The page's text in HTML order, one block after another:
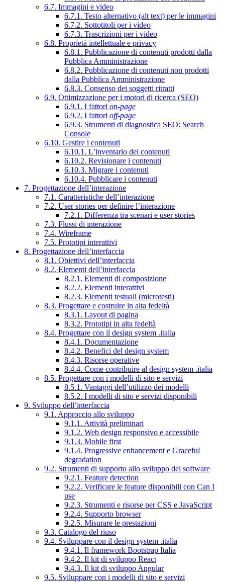
6.7. Immagini e video
6.7.1. Testo alternativo (alt text) per le immagini
6.7.2. Sottotitoli per i video
6.7.3. Trascrizioni per i video
6.8. Proprietà intellettuale e privacy
6.8.1. Pubblicazione di contenuti prodotti dalla
Pubblica Amministrazione
6.8.2. Pubblicazione di contenuti non prodotti
dalla Pubblica Amministrazione
6.8.3. Consenso dei soggetti ritratti
6.9. Ottimizzazione per i motori di ricerca (SEO)
6.9.1. I fattori on-page
6.9.2. I fattori off-page
6.9.3. Strumenti di diagnostica SEO: Search
Console
6.10. Gestire i contenuti
6.10.1. L’inventario dei contenuti
6.10.2. Revisionare i contenuti
6.10.3. Migrare i contenuti
6.10.4. Pubblicare i contenuti
7. Progettazione dell’interazione
7.1. Caratteristiche dell’interazione
7.2. User stories per definire l’interazione
7.2.1. Differenza tra scenari e user stories
7.3. Flussi di interazione
7.4. Wireframe
7.5. Prototipi interattivi
8. Progettazione dell’interfaccia
8.1. Obiettivi dell’interfaccia
8.2. Elementi dell’interfaccia
8.2.1. Elementi di composizione
8.2.2. Elementi interattivi
8.2.3. Elementi testuali (microtesti)
8.3. Progettare e costruire in alta fedeltà
8.3.1. Layout di pagina
8.3.2. Prototipi in alta fedeltà
8.4. Progettare con il design system .italia
8.4.1. Documentazione
8.4.2. Benefici del design system
8.4.3. Risorse operative
8.4.4. Come contribuire al design system .italia
8.5. Progettare con i modelli di sito e servizi
8.5.1. Vantaggi dell’utilizzo dei modelli
8.5.2. I modelli di sito e servizi disponibili
9. Sviluppo dell’interfaccia
9.1. Approccio allo sviluppo
9.1.1. Attività preliminari
9.1.2. Web design responsivo e accessibile
9.1.3. Mobile first
9.1.4. Progressive enhancement e Graceful
degradation
9.2. Strumenti di supporto allo sviluppo del software
9.2.1. Feature detection
9.2.2. Verificare le feature disponibili con Can I
use
9.2.3. Strumenti e risorse per CSS e JavaScript
9.2.4. Supporto browser
9.2.5. Misurare le prestazioni
9.3. Catalogo del riuso
9.4. Sviluppare con il design system .italia
9.4.1. Il framework Bootstrap Italia
9.4.2. Il kit di sviluppo React
9.4.3. Il kit di sviluppo Angular
9.5. Sviluppare con i modelli di sito e servizi